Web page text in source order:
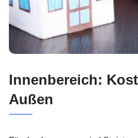
Innenbereich:
Außen